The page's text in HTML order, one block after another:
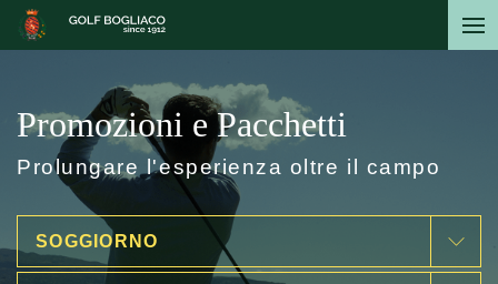
Salta
Promozioni e Pacchetti
Prolungare l'esperienza oltre il campo
SOGGIORNO